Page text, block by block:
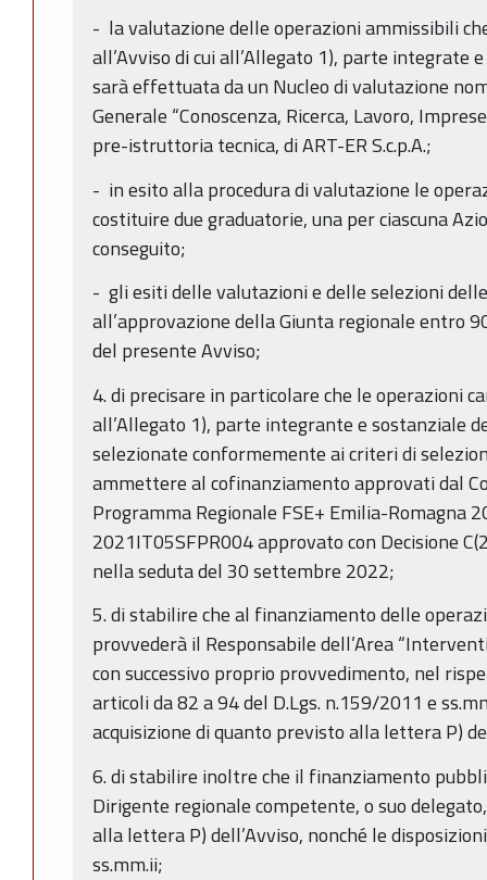
- la valutazione delle operazioni ammissibili
all’Avviso di cui all’Allegato 1), parte integrate
sarà effettuata da un Nucleo di valutazione
Generale “Conoscenza, Ricerca, Lavoro,
pre-istruttoria tecnica, di ART-ER S.c.p.A.;
- in esito alla procedura di valutazione le
costituire due graduatorie, una per ciascuna
conseguito;
- gli esiti delle valutazioni e delle selezioni
all’approvazione della Giunta regionale entro
del presente Avviso;
4. di precisare in particolare che le operazioni
all’Allegato 1), parte integrante e sostanziale
selezionate conformemente ai criteri di
ammettere al cofinanziamento approvati dal
Programma Regionale FSE+ Emilia-Romagna
2021IT05SFPR004 approvato con Decisione
nella seduta del 30 settembre 2022;
5. di stabilire che al finanziamento delle
provvederà il Responsabile dell’Area
con successivo proprio provvedimento, nel
articoli da 82 a 94 del D.Lgs. n.159/2011 e
acquisizione di quanto previsto alla lettera P)
6. di stabilire inoltre che il finanziamento
Dirigente regionale competente, o suo
alla lettera P) dell’Avviso, nonché le
ss.mm.ii;